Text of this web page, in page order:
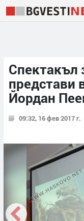
Спектакъл
представи
Йордан
09:32, 16 фев 2017 г.